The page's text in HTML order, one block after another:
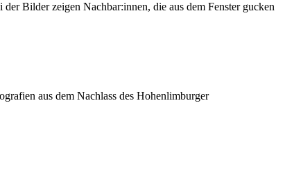
Bilder zeigen Nachbar:innen, die aus dem Fenster gucken
aus dem Nachlass des Hohenlimburger